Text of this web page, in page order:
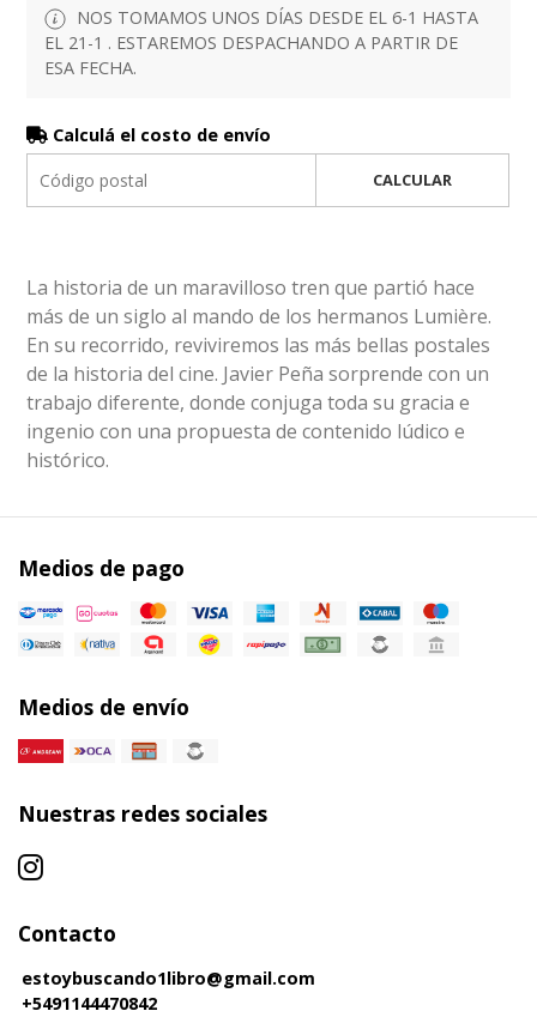
NOS TOMAMOS UNOS DÍAS DESDE EL 6-1 HASTA
EL 21-1 . ESTAREMOS DESPACHANDO A PARTIR DE
ESA FECHA.
Calculá el costo de envío
CALCULAR
La historia de un maravilloso tren que partió hace
más de un siglo al mando de los hermanos Lumière.
En su recorrido, reviviremos las más bellas postales
de la historia del cine. Javier Peña sorprende con un
trabajo diferente, donde conjuga toda su gracia e
ingenio con una propuesta de contenido lúdico e
histórico.
Medios de pago
Medios de envío
Nuestras redes sociales
Contacto
estoybuscando1libro@gmail.com
+5491144470842